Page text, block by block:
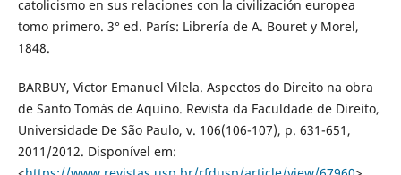
catolicismo en sus relaciones con la civilización europea
tomo primero. 3° ed. París: Librería de A. Bouret y Morel,
1848.
BARBUY, Victor Emanuel Vilela. Aspectos do Direito na obra
de Santo Tomás de Aquino. Revista da Faculdade de Direito,
Universidade De São Paulo, v. 106(106-107), p. 631-651,
2011/2012. Disponível em: